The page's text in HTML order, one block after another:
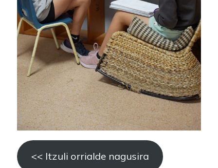
<< Itzuli orrialde nagusira